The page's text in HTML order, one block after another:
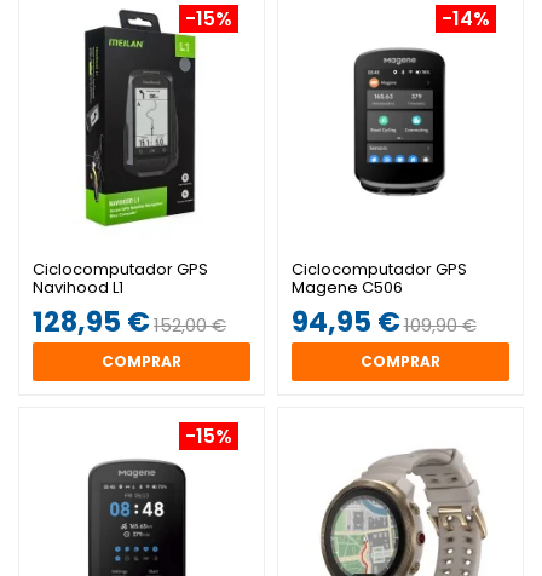
-15%
Ciclocomputador GPS
Navihood L1
128,95 €152,00 €
COMPRAR
-14%
Ciclocomputador GPS
Magene C506
94,95 €109,90 €
COMPRAR
-15%